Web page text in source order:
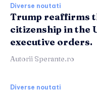
Diverse noutati
Trump reaffirms
citizenship in the
executive orders.
Autorii Sperante.ro
Diverse noutati